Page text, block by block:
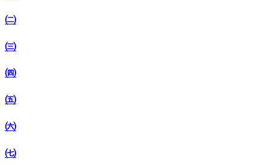
㈡
㈢
㈣
㈤
㈥
㈦